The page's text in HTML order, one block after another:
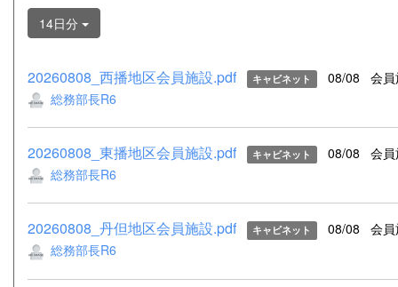
14日分
20260808_西播地区会員施設.pdf キャビネット 08/08
会
総務部長R6
20260808_東播地区会員施設.pdf キャビネット 08/08
会
総務部長R6
20260808_丹但地区会員施設.pdf キャビネット 08/08
会
総務部長R6